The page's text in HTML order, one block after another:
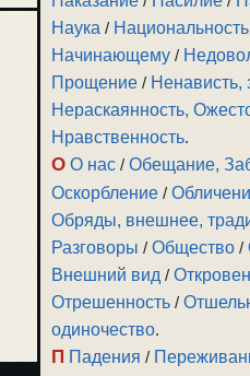
Наука / Национальность
Начинающему /
Прощение / Ненависть,
Нераскаянность,
Нравственность.
О О нас /Обещание,
Оскорбление /
Обряды, внешнее,
Разговоры /Общество /
Внешний вид /
Отрешенность /
одиночество.
П Падения /